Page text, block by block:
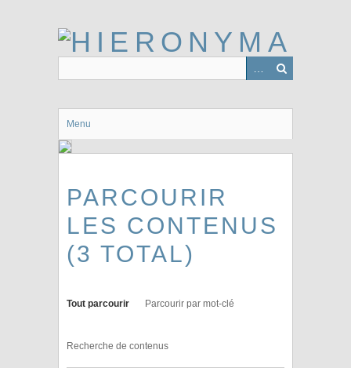
Menu
PARCOURIR
LES CONTENUS
(3 TOTAL)
Tout parcourir Parcourir par mot-clé
Recherche de contenus